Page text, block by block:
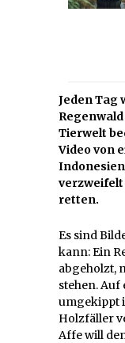
Jeden Tag
Tierwelt
Video von
verzweifelt
retten.
Es sind
kann: Ein
abgeholzt,
stehen. Auf
umgekippt
Holzfäller
Affe will